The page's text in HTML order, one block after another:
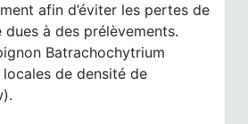
afin d’éviter les pertes de
à des prélèvements.
Batrachochytrium
de densité de